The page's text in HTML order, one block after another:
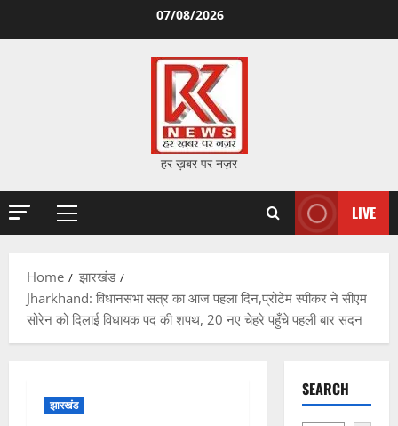
07/08/2026
हर ख़बर पर नज़र
Primary
LIVE
Home
झारखंड
Jharkhand: विधानसभा सत्र का आज पहला दिन,प्रोटेम स्पीकर ने सीएम
सोरेन को दिलाई विधायक पद की शपथ, 20 नए चेहरे पहुँचे पहली बार सदन
झारखंड
SEARCH